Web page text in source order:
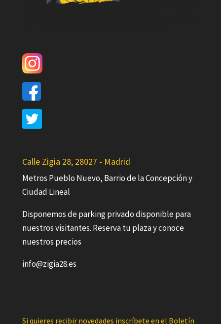
Calle Zigia 28, 28027 - Madrid
Metros Pueblo Nuevo, Barrio de la Concepción y
Ciudad Lineal
Disponemos de parking privado disponible para
nuestros visitantes. Reserva tu plaza y conoce
nuestros precios
info@zigia28.es
Si quieres recibir novedades inscríbete en el Boletín